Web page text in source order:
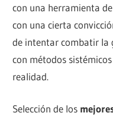
con una herramienta
con una cierta
de intentar combatir la
con métodos
realidad.
Selección de los